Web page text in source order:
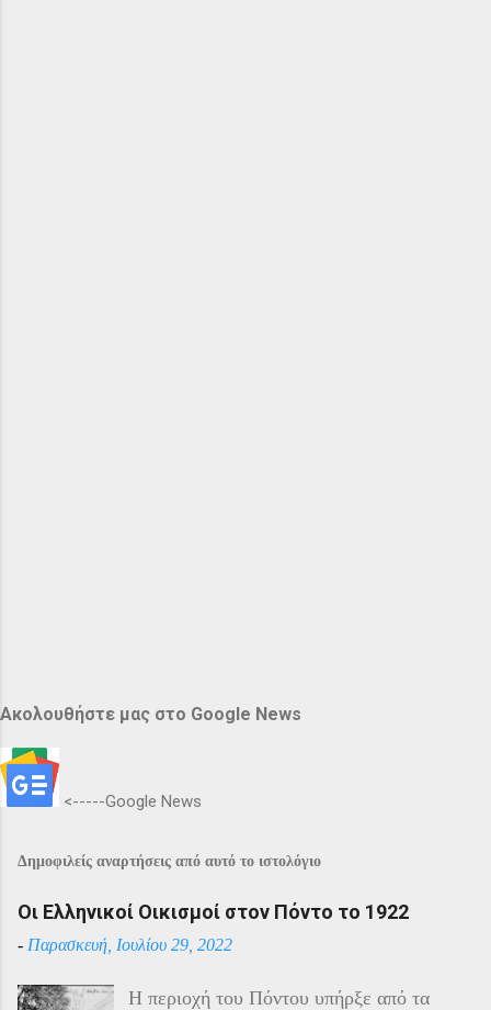
Ακολουθήστε μας στο Google News
<-----Google News
Δημοφιλείς αναρτήσεις από αυτό το ιστολόγιο
Οι Ελληνικοί Οικισμοί στον Πόντο το 1922
- Παρασκευή, Ιουλίου 29, 2022
Η περιοχή του Πόντου υπήρξε από τα